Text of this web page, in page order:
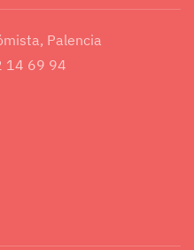
Palencia
14 69 94